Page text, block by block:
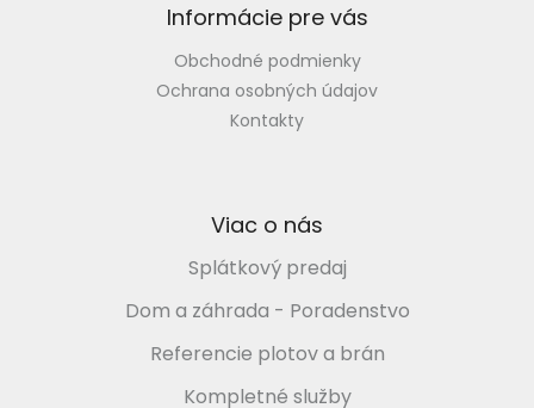
Informácie pre vás
Obchodné podmienky
Ochrana osobných údajov
Kontakty
Viac o nás
Splátkový predaj
Dom a záhrada - Poradenstvo
Referencie plotov a brán
Kompletné služby